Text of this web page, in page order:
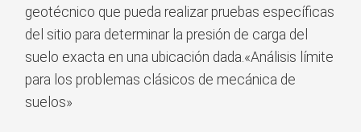
geotécnico que pueda realizar pruebas específicas
del sitio para determinar la presión de carga del
suelo exacta en una ubicación dada.«Análisis límite
para los problemas clásicos de mecánica de
suelos»